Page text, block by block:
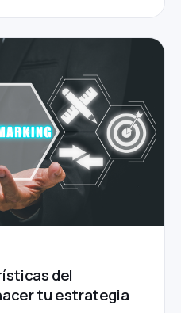
del
tu estrategia